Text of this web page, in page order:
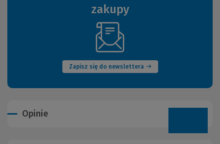
zakupy
Zapisz się do newslettera
(Nowe
okno)
Opinie